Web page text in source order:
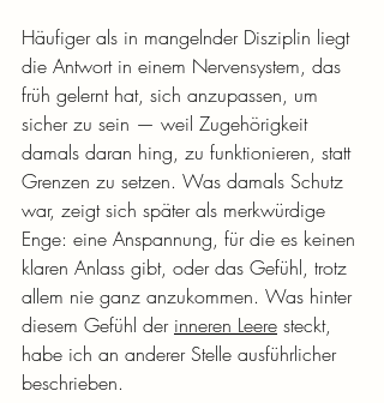
Häufiger als in mangelnder Disziplin liegt
die Antwort in einem Nervensystem, das
früh gelernt hat, sich anzupassen, um
sicher zu sein — weil Zugehörigkeit
damals daran hing, zu funktionieren, statt
Grenzen zu setzen. Was damals Schutz
war, zeigt sich später als merkwürdige
Enge: eine Anspannung, für die es keinen
klaren Anlass gibt, oder das Gefühl, trotz
allem nie ganz anzukommen. Was hinter
diesem Gefühl der inneren Leere steckt,
habe ich an anderer Stelle ausführlicher
beschrieben.